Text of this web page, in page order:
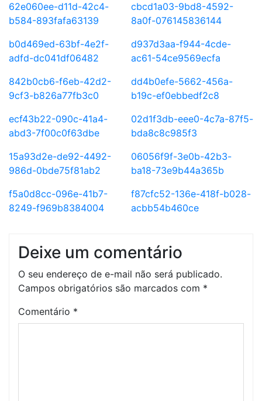
62e060ee-d11d-42c4-
b584-893fafa63139
cbcd1a03-9bd8-4592-
8a0f-076145836144
b0d469ed-63bf-4e2f-
adfd-dc041df06482
d937d3aa-f944-4cde-
ac61-54ce9569ecfa
842b0cb6-f6eb-42d2-
9cf3-b826a77fb3c0
dd4b0efe-5662-456a-
b19c-ef0ebbedf2c8
ecf43b22-090c-41a4-
abd3-7f00c0f63dbe
02d1f3db-eee0-4c7a-87f5-
bda8c8c985f3
15a93d2e-de92-4492-
986d-0bde75f81ab2
06056f9f-3e0b-42b3-
ba18-73e9b44a365b
f5a0d8cc-096e-41b7-
8249-f969b8384004
f87cfc52-136e-418f-b028-
acbb54b460ce
Deixe um comentário
O seu endereço de e-mail não será publicado.
Campos obrigatórios são marcados com *
Comentário *